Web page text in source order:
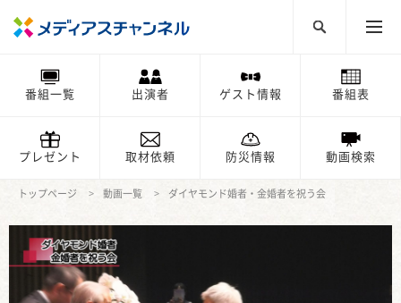
番組一覧 出演者 ゲスト情報 番組表
プレゼント 取材依頼 防災情報 動画検索
トップページ 動画一覧 ダイヤモンド婚者・金婚者を祝う会